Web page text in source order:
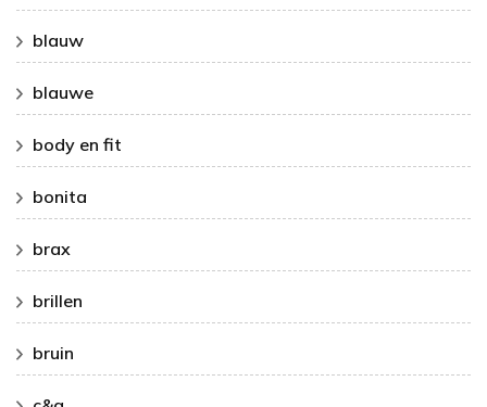
blauw
blauwe
body en fit
bonita
brax
brillen
bruin